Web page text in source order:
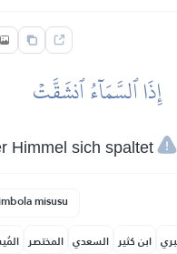
إِذَا ٱلسَّمَآءُ ٱنشَقَّتۡ
Himmel sich spaltet
misusu
المختصر السعدي ابن كثير